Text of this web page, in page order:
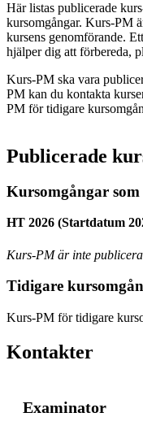
Här listas publicerade
kursomgångar. Kurs-PM
kursens genomförande.
hjälper dig att förbereda,
Kurs-PM ska vara
PM kan du kontakta
PM för tidigare
Publicerade
Kursomgångar
HT 2026 (Startdatum
Kurs-PM är inte
Tidigare
Kurs-PM för tidigare
Kontakter
Examinator